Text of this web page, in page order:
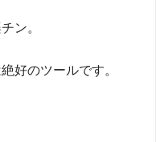
ン。
好のツールです。